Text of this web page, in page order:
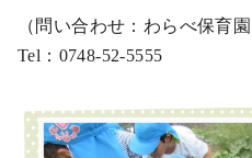
（問い合わせ：わらべ保育園
Tel：0748-52-5555